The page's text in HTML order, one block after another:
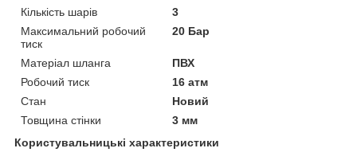
Кількість шарів
3
Максимальний робочий
тиск
20 Бар
Матеріал шланга
ПВХ
Робочий тиск
16 атм
Стан
Новий
Товщина стінки
3 мм
Користувальницькі характеристики